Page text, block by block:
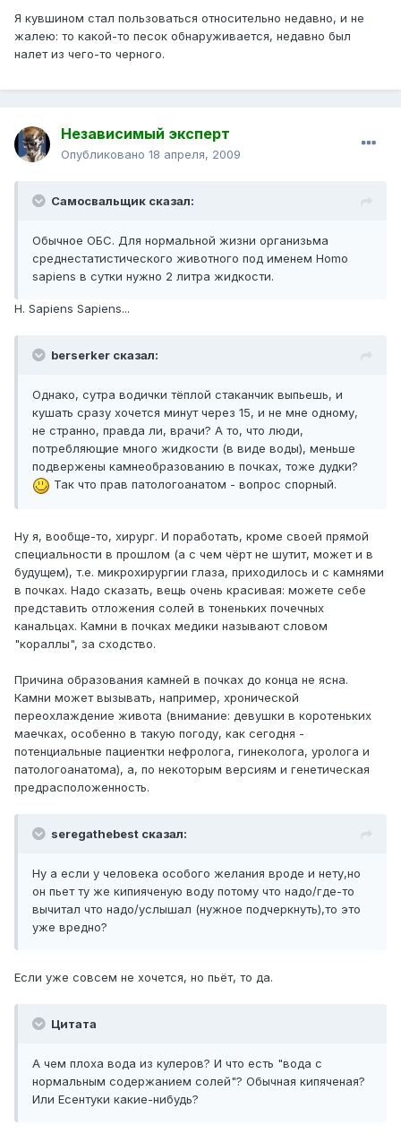
Я кувшином стал пользоваться относительно недавно, и не
жалею: то какой-то песок обнаруживается, недавно был
налет из чего-то черного.
Независимый эксперт
Опубликовано 18 апреля, 2009
Самосвальщик сказал:
Обычное ОБС. Для нормальной жизни организьма
среднестатистического животного под именем Homo
sapiens в сутки нужно 2 литра жидкости.
H. Sapiens Sapiens...
berserker сказал:
Однако, сутра водички тёплой стаканчик выпьешь, и
кушать сразу хочется минут через 15, и не мне одному,
не странно, правда ли, врачи? А то, что люди,
потребляющие много жидкости (в виде воды), меньше
подвержены камнеобразованию в почках, тоже дудки?
Так что прав патологоанатом - вопрос спорный.
Ну я, вообще-то, хирург. И поработать, кроме своей прямой
специальности в прошлом (а с чем чёрт не шутит, может и в
будущем), т.е. микрохирургии глаза, приходилось и с камнями
в почках. Надо сказать, вещь очень красивая: можете себе
представить отложения солей в тоненьких почечных
канальцах. Камни в почках медики называют словом
"кораллы", за сходство.
Причина образования камней в почках до конца не ясна.
Камни может вызывать, например, хронической
переохлаждение живота (внимание: девушки в коротеньких
маечках, особенно в такую погоду, как сегодня -
потенциальные пациентки нефролога, гинеколога, уролога и
патологоанатома), а, по некоторым версиям и генетическая
предрасположенность.
seregathebest сказал:
Ну а если у человека особого желания вроде и нету,но
он пьет ту же кипияченую воду потому что надо/где-то
вычитал что надо/услышал (нужное подчеркнуть),то это
уже вредно?
Если уже совсем не хочется, но пьёт, то да.
Цитата
А чем плоха вода из кулеров? И что есть "вода с
нормальным содержанием солей"? Обычная кипяченая?
Или Есентуки какие-нибудь?